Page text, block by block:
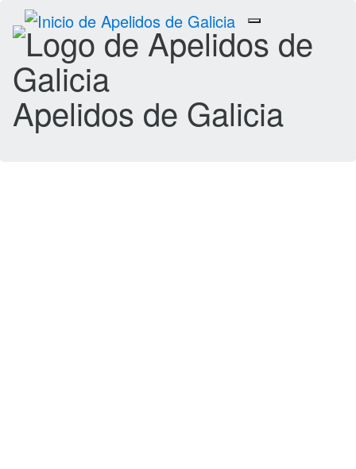
Toggle
navigation
Apelidos de Galicia